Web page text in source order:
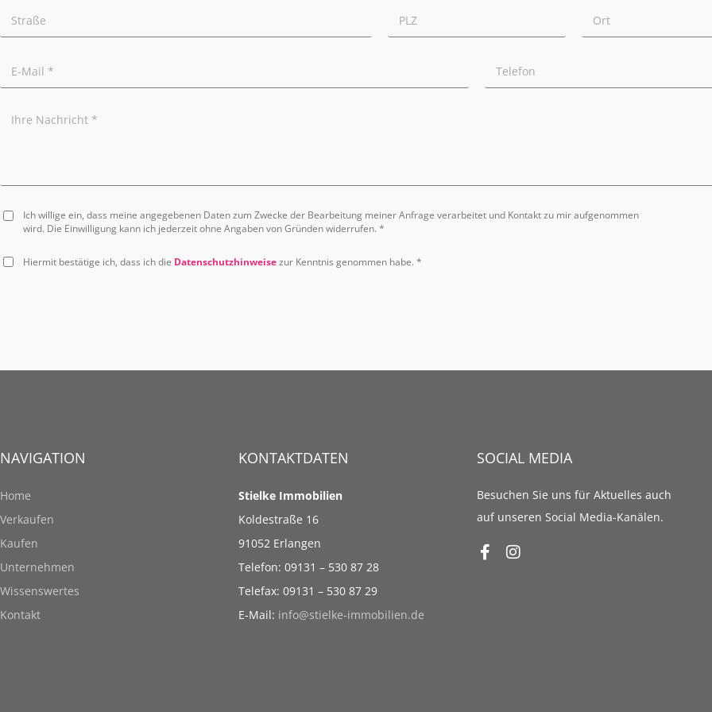
NAVIGATION
Home
Verkaufen
Kaufen
Unternehmen
Wissenswertes
Kontakt
KONTAKTDATEN
Stielke Immobilien
Koldestraße 16
91052 Erlangen
Telefon: 09131 – 530 87 28
Telefax: 09131 – 530 87 29
E-Mail: info@stielke-immobilien.de
SOCIAL MEDIA
Besuchen Sie uns für Aktuelles auch
auf unseren Social Media-Kanälen.
Ich willige ein, dass meine angegebenen Daten zum Zwecke der Bearbeitung meiner Anfrage verarbeitet und Kontakt zu mir aufgenommen
wird. Die Einwilligung kann ich jederzeit ohne Angaben von Gründen widerrufen. *
Hiermit bestätige ich, dass ich die Datenschutzhinweisezur Kenntnis genommen habe. *